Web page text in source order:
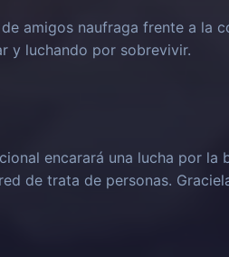
amigos naufraga frente a la
y luchando por sobrevivir.
encarará una lucha por la
de trata de personas.